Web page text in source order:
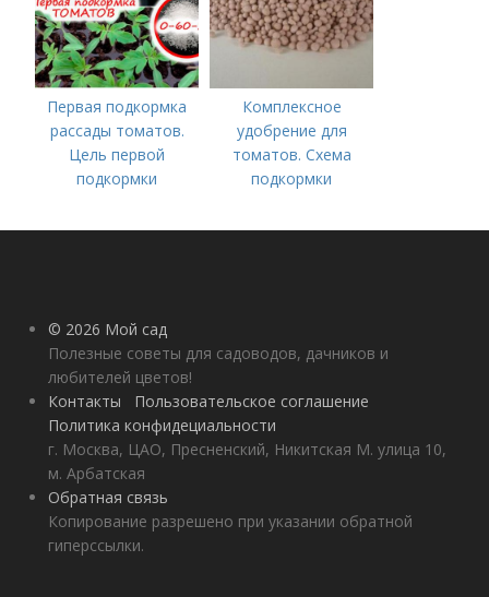
Первая подкормка
рассады томатов.
Цель первой
подкормки
Комплексное
удобрение для
томатов. Схема
подкормки
рассады до сбора
© 2026 Мой сад
Полезные советы для садоводов, дачников и
любителей цветов!
Контакты
Пользовательское соглашение
Политика конфидециальности
г. Москва, ЦАО, Пресненский, Никитская М. улица 10,
м. Арбатская
Обратная связь
Копирование разрешено при указании обратной
гиперссылки.